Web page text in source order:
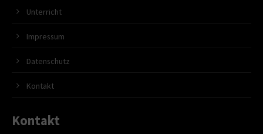
Unterricht
Impressum
Datenschutz
Kontakt
Kontakt